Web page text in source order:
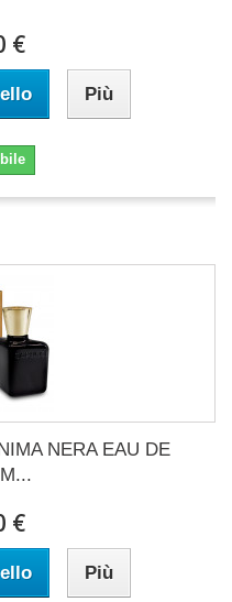
€
Più
NERA EAU DE
€
Più